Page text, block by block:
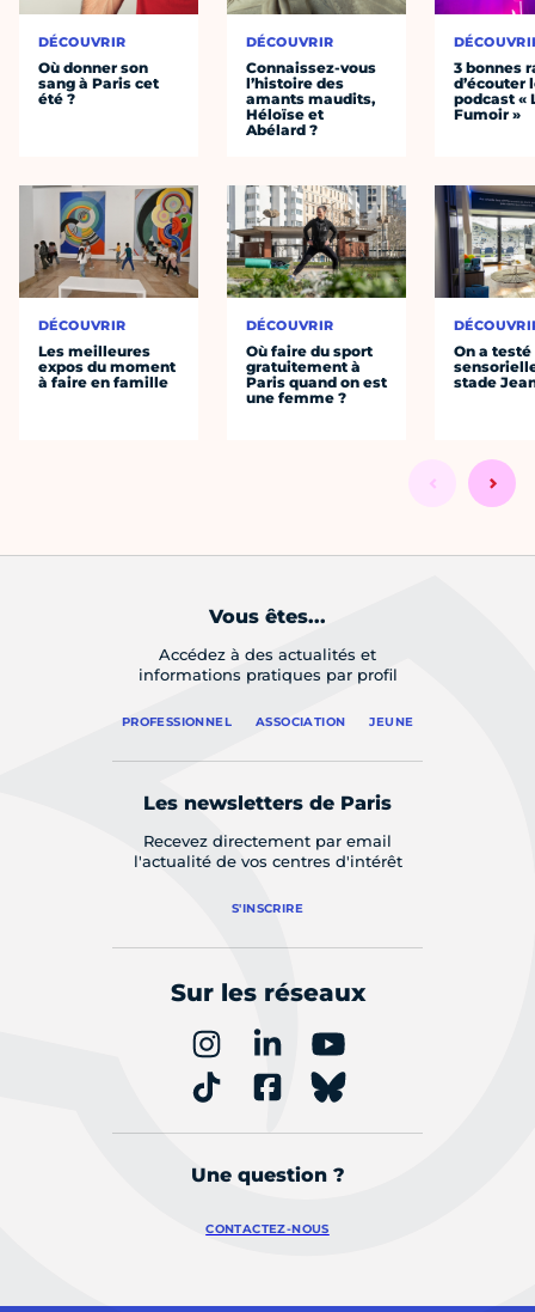
DÉCOUVRIR
Où donner son
sang à Paris cet
été ?
DÉCOUVRIR
Les meilleures
expos du moment
à faire en famille
DÉCOUVRIR
Connaissez-vous
l’histoire des
amants maudits,
Héloïse et
Abélard ?
DÉCOUVRIR
Où faire du sport
gratuitement à
Paris quand on est
une femme ?
3 bonnes
d’écouter
podcast «
Fumoir »
On a
stade
Vous êtes...
Accédez à des actualités et
informations pratiques par profil
PROFESSIONNEL ASSOCIATION JEUNE
Les newsletters de Paris
Recevez directement par email
l'actualité de vos centres d'intérêt
S'INSCRIRE
Sur les réseaux
Une question ?
CONTACTEZ-NOUS